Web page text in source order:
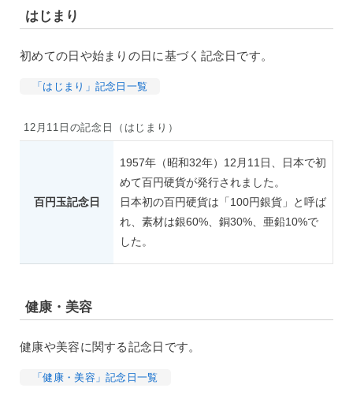
はじまり
初めての日や始まりの日に基づく記念日です。
「はじまり」記念日一覧
12月11日の記念日（はじまり）
百円玉記念日
1957年（昭和32年）12月11日、日本で初
めて百円硬貨が発行されました。
日本初の百円硬貨は「100円銀貨」と呼ば
れ、素材は銀60%、銅30%、亜鉛10%で
した。
健康・美容
健康や美容に関する記念日です。
「健康・美容」記念日一覧